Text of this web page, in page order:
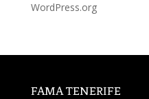
WordPress.org
FAMA TENERIFE